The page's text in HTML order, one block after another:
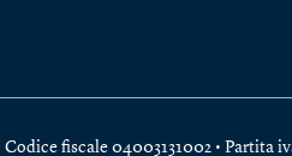
fiscale 04003131002 • Partita